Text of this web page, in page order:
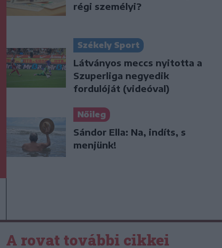
régi személyi?
Székely Sport
Látványos meccs nyitotta a
Szuperliga negyedik
fordulóját (videóval)
Nőileg
Sándor Ella: Na, indíts, s
menjünk!
A rovat további cikkei